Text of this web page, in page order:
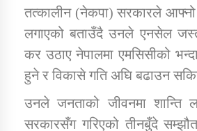
तातोपानी गाउँपालिका जुम्लाको बालविवाह सन्देश
तातोपानी गाउँपालिका
तत्कालीन (नेकपा) सरकारले आफ्नो
लगाएको बताउँदै उनले एनसेल
कर उठाए नेपालमा एमसिसीको
हुने र विकासे गति अघि बढाउन
उनले जनताको जीवनमा शान्ति
सरकारसँग गरिएको तीनबुँदे